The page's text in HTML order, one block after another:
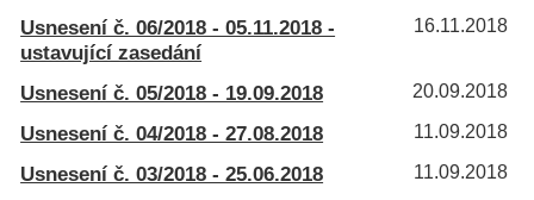
16.11.2018
Usnesení č. 06/2018 - 05.11.2018 -
ustavující zasedání
20.09.2018
Usnesení č. 05/2018 - 19.09.2018
11.09.2018
Usnesení č. 04/2018 - 27.08.2018
11.09.2018
Usnesení č. 03/2018 - 25.06.2018